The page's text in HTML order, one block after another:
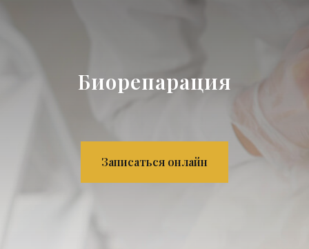
Биорепарация
Записаться онлайн